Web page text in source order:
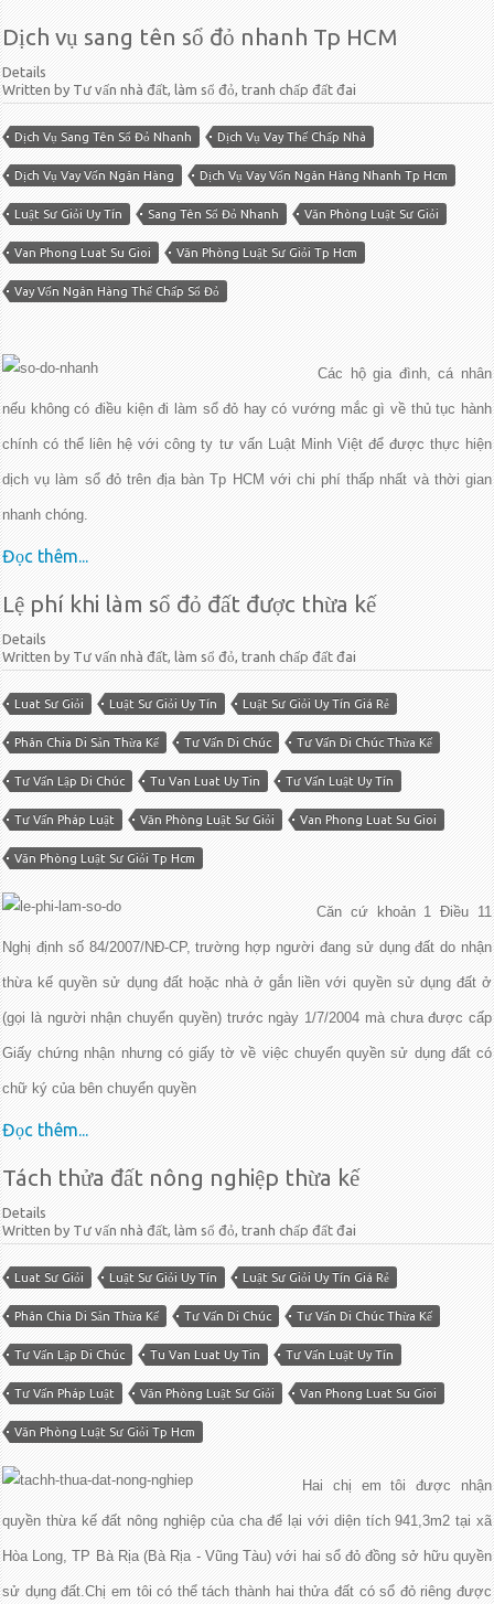
Dịch vụ sang tên sổ đỏ nhanh Tp HCM
Details
Written by Tư vấn nhà đất, làm sổ đỏ, tranh chấp đất đai
Dịch Vụ Sang Tên Sổ Đỏ Nhanh Dịch Vụ Vay Thế Chấp Nhà
Dịch Vụ Vay Vốn Ngân Hàng Dịch Vụ Vay Vốn Ngân Hàng Nhanh Tp Hcm
Luật Sư Giỏi Uy Tín Sang Tên Sổ Đỏ Nhanh Văn Phòng Luật Sư Giỏi
Van Phong Luat Su Gioi Văn Phòng Luật Sư Giỏi Tp Hcm
Vay Vốn Ngân Hàng Thế Chấp Sổ Đỏ
Các hộ gia đình, cá nhân
nếu không có điều kiện đi làm sổ đỏ hay có vướng mắc gì về thủ tục hành
chính có thể liên hệ với công ty tư vấn Luật Minh Việt để được thực hiện
dịch vụ làm sổ đỏ trên địa bàn Tp HCM với chi phí thấp nhất và thời gian
nhanh chóng.
Đọc thêm...
Lệ phí khi làm sổ đỏ đất được thừa kế
Details
Written by Tư vấn nhà đất, làm sổ đỏ, tranh chấp đất đai
Luat Sư Giỏi Luật Sư Giỏi Uy Tín Luật Sư Giỏi Uy Tín Giá Rẻ
Phân Chia Di Sản Thừa Kế Tư Vấn Di Chúc Tư Vấn Di Chúc Thừa Kế
Tư Vấn Lập Di Chúc Tu Van Luat Uy Tin Tư Vấn Luật Uy Tín
Tư Vấn Pháp Luật Văn Phòng Luật Sư Giỏi Van Phong Luat Su Gioi
Văn Phòng Luật Sư Giỏi Tp Hcm
Căn cứ khoản 1 Điều 11
Nghị định số 84/2007/NĐ-CP, trường hợp người đang sử dụng đất do nhận
thừa kế quyền sử dụng đất hoặc nhà ở gắn liền với quyền sử dụng đất ở
(gọi là người nhận chuyển quyền) trước ngày 1/7/2004 mà chưa được cấp
Giấy chứng nhận nhưng có giấy tờ về việc chuyển quyền sử dụng đất có
chữ ký của bên chuyển quyền
Đọc thêm...
Tách thửa đất nông nghiệp thừa kế
Details
Written by Tư vấn nhà đất, làm sổ đỏ, tranh chấp đất đai
Luat Sư Giỏi Luật Sư Giỏi Uy Tín Luật Sư Giỏi Uy Tín Giá Rẻ
Phân Chia Di Sản Thừa Kế Tư Vấn Di Chúc Tư Vấn Di Chúc Thừa Kế
Tư Vấn Lập Di Chúc Tu Van Luat Uy Tin Tư Vấn Luật Uy Tín
Tư Vấn Pháp Luật Văn Phòng Luật Sư Giỏi Van Phong Luat Su Gioi
Văn Phòng Luật Sư Giỏi Tp Hcm
Hai chị em tôi được nhận
quyền thừa kế đất nông nghiệp của cha để lại với diện tích 941,3m2 tại xã
Hòa Long, TP Bà Rịa (Bà Rịa - Vũng Tàu) với hai sổ đỏ đồng sở hữu quyền
sử dụng đất.Chị em tôi có thể tách thành hai thửa đất có sổ đỏ riêng được